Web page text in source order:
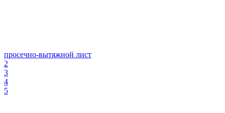
просечно-вытяжной лист
2
3
4
5